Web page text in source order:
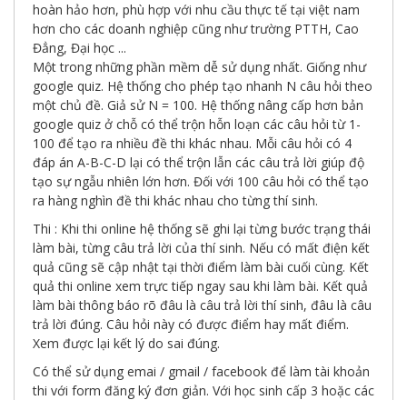
Công
nghệ
Thế
giới
số
hoàn hảo hơn, phù hợp với nhu cầu thực tế tại việt nam
hơn cho các doanh nghiệp cũng như trường PTTH, Cao
Đẳng, Đại học ...
Một trong những phần mềm dễ sử dụng nhất. Giống như
google quiz. Hệ thống cho phép tạo nhanh N câu hỏi theo
một chủ đề. Giả sử N = 100. Hệ thống nâng cấp hơn bản
google quiz ở chỗ có thể trộn hỗn loạn các câu hỏi từ 1-
100 để tạo ra nhiều đề thi khác nhau. Mỗi câu hỏi có 4
đáp án A-B-C-D lại có thể trộn lẫn các câu trả lời giúp độ
tạo sự ngẫu nhiên lớn hơn. Đối với 100 câu hỏi có thể tạo
ra hàng nghìn đề thi khác nhau cho từng thí sinh.
Thi : Khi thi online hệ thống sẽ ghi lại từng bước trạng thái
làm bài, từng câu trả lời của thí sinh. Nếu có mất điện kết
quả cũng sẽ cập nhật tại thời điểm làm bài cuối cùng. Kết
quả thi online xem trực tiếp ngay sau khi làm bài. Kết quả
làm bài thông báo rõ đâu là câu trả lời thí sinh, đâu là câu
trả lời đúng. Câu hỏi này có được điểm hay mất điểm.
Xem được lại kết lý do sai đúng.
Có thể sử dụng emai / gmail / facebook để làm tài khoản
thi với form đăng ký đơn giản. Với học sinh cấp 3 hoặc các